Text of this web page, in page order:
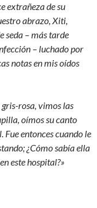
extrañeza de su
abrazo, Xiti,
seda – más tarde
– luchado por
notas en mis oídos
rosa, vimos las
oímos su canto
entonces cuando le
¿Cómo sabía ella
este hospital?»